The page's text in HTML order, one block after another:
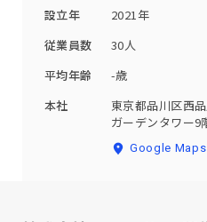
設立年
2021年
従業員数
30人
平均年齢
-歳
本社
東京都品川区西
ガーデンタワー9
Google Maps